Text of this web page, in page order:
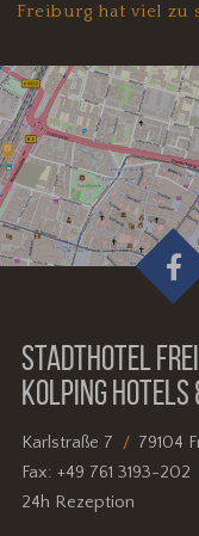
Freiburg hat viel zu
STADTHOTEL
KOLPING HOTELS
Karlstraße 7 79104
Fax:+49 761 3193-202
24h Rezeption